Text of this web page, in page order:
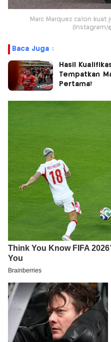
Marc Marquez calon kuat
(Instagram/
Baca Juga :
Hasil
Tempatkan
Pertama?